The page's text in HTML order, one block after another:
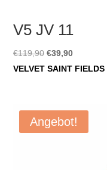
V5 JV 11
€119,90 Ursprünglicher
Preis
€39,90Aktueller
Preis
VELVET SAINT FIELDS
Angebot!